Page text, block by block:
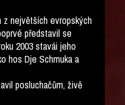
největších evropských
představil se
2003 stavái jeho
hos Dje Schmuka a
posluchačům, živě